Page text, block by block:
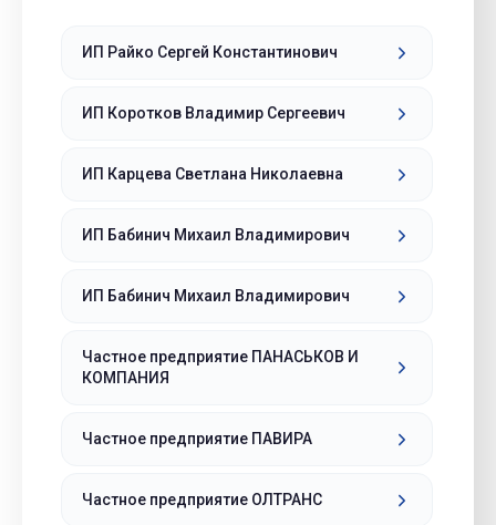
ИП Райко Сергей Константинович
ИП Коротков Владимир Сергеевич
ИП Карцева Светлана Николаевна
ИП Бабинич Михаил Владимирович
ИП Бабинич Михаил Владимирович
Частное предприятие ПАНАСЬКОВ И
КОМПАНИЯ
Частное предприятие ПАВИРА
Частное предприятие ОЛТРАНС